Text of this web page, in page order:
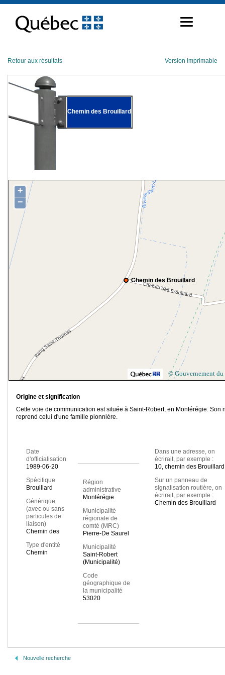
contenu
Retour aux résultats Version imprimable
Chemin des Brouillard
Chemin des Brouillard
+
−
© Gouvernement du
Origine et signification
Cette voie de communication est située à Saint-Robert, en Montérégie. Son
reprend celui d'une famille pionnière.
Date
d'officialisation
1989-06-20
Spécifique
Brouillard
Générique
(avec ou sans
particules de
liaison)
Chemin des
Type d'entité
Chemin
Région
administrative
Montérégie
Municipalité
régionale de
comté (MRC)
Pierre-De Saurel
Municipalité
Saint-Robert
(Municipalité)
Code
géographique de
la municipalité
53020
Dans une adresse, on
écrirait, par exemple :
10, chemin des Brouillard
Sur un panneau de
signalisation routière, on
écrirait, par exemple :
Chemin des Brouillard
Nouvelle recherche